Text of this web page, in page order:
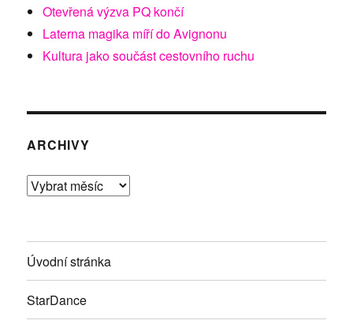
Otevřená výzva PQ končí
Laterna magika míří do Avignonu
Kultura jako součást cestovního ruchu
ARCHIVY
Archivy
Úvodní stránka
StarDance